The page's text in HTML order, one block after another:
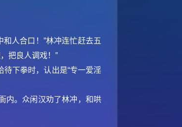
和人合口！”林冲连忙赶去五
把良人调戏！”
待下拳时，认出是“专一爱淫
内。众闲汉劝了林冲，和哄